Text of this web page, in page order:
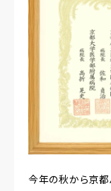
今年の秋から京